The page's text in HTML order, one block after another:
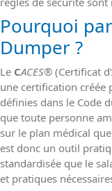
Pourquoi
Dumper ?
Le CACES® (Certificat
une certification créée
définies dans le Code
que toute personne
sur le plan médical
est donc un outil
standardisée que le
et pratiques